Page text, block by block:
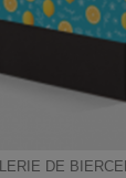
DE